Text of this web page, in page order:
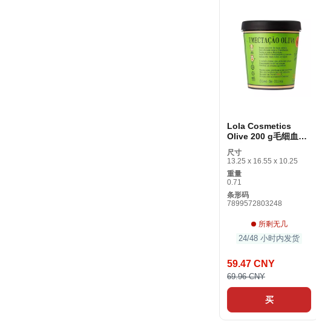
Lola Cosmetics
Olive 200 g毛细血管
面膜
尺寸
13.25 x 16.55 x 10.25
重量
0.71
条形码
7899572803248
所剩无几
24/48 小时内发货
59.47 CNY
69.96 CNY
买